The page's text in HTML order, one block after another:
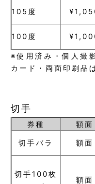
105度
100度
※使用済み・個人撮
カード・両面印刷品
切手
券種 額面
切手バラ
額面
切手100枚
額面